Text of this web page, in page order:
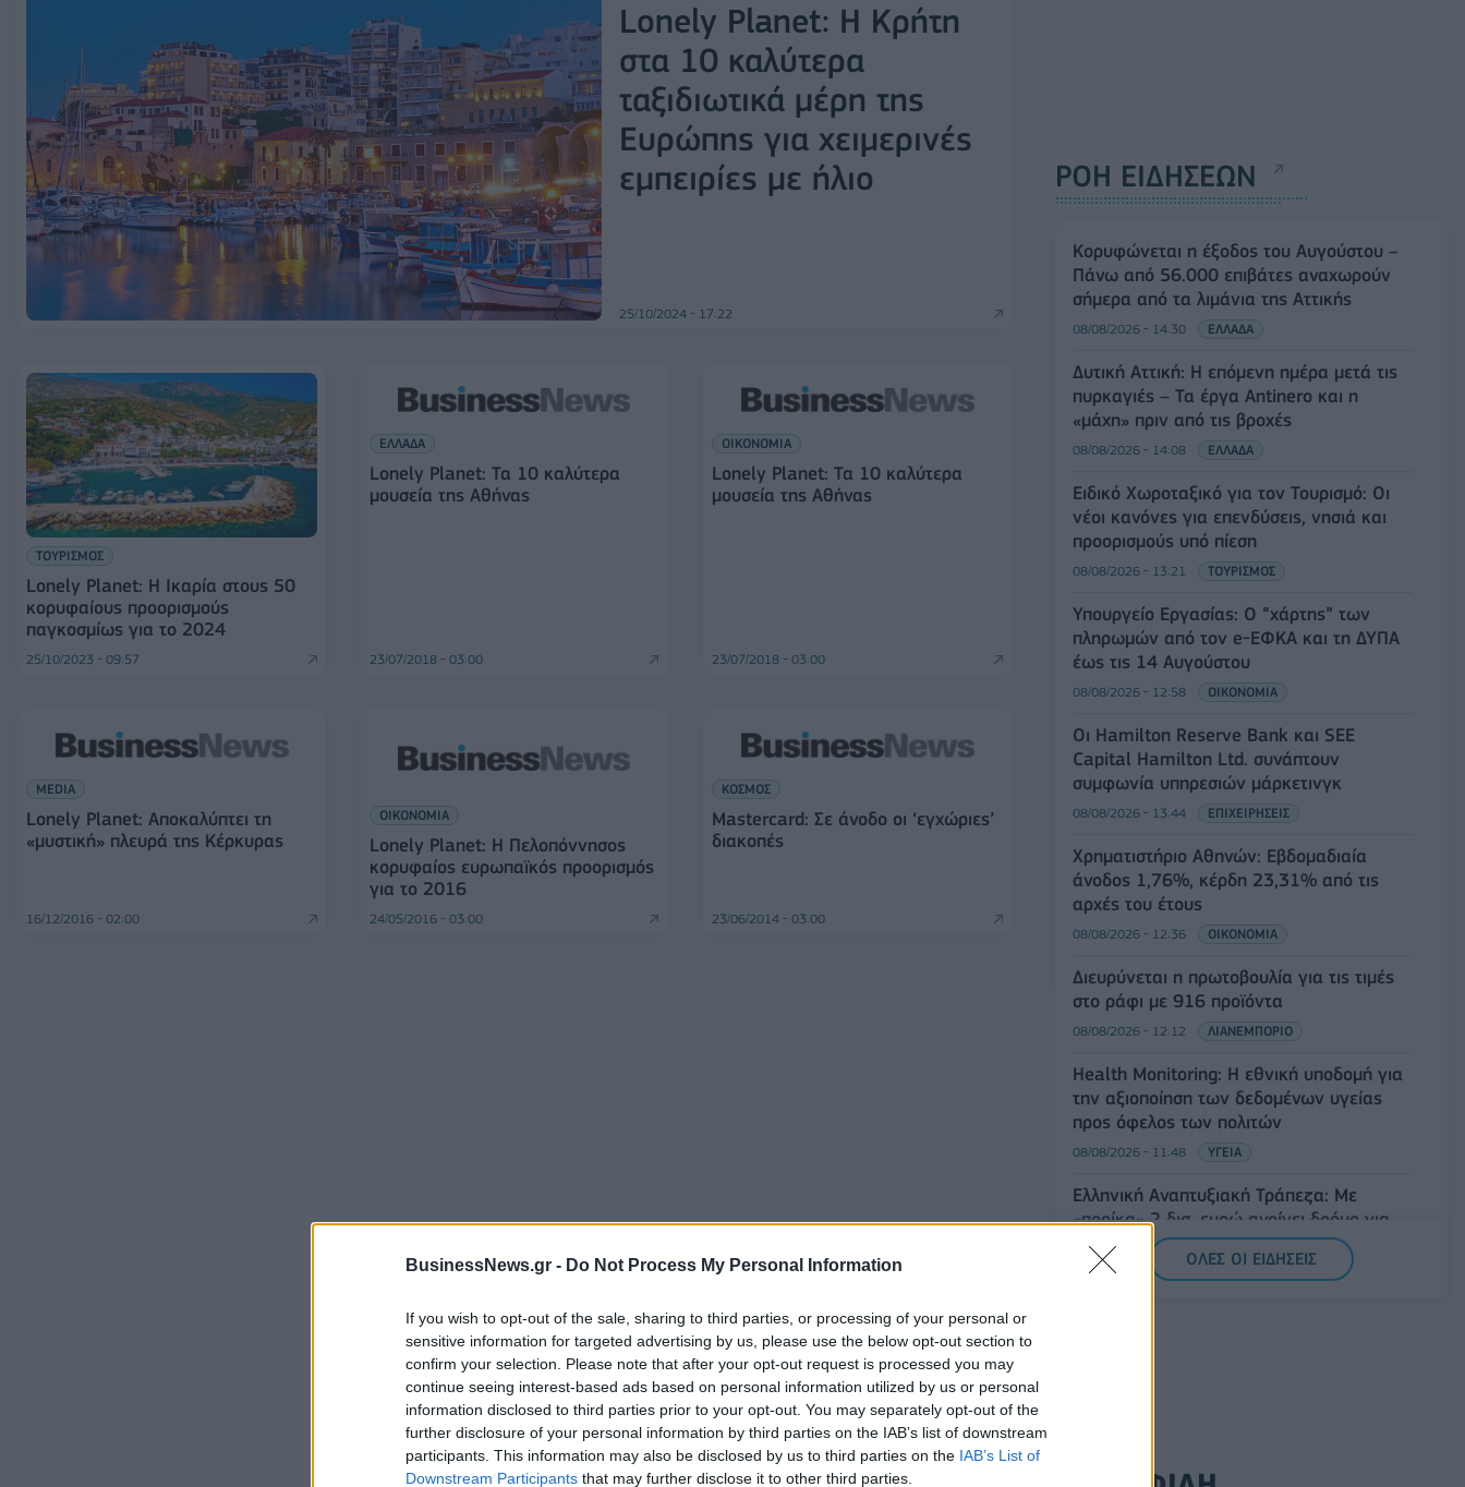
BusinessNews.gr - Do Not Process My Personal Information
If you wish to opt-out of the sale, sharing to third parties, or processing of your personal or
sensitive information for targeted advertising by us, please use the below opt-out section to
confirm your selection. Please note that after your opt-out request is processed you may
continue seeing interest-based ads based on personal information utilized by us or personal
information disclosed to third parties prior to your opt-out. You may separately opt-out of the
further disclosure of your personal information by third parties on the IAB’s list of downstream
participants. This information may also be disclosed by us to third parties on the IAB’s List of
Downstream Participants that may further disclose it to other third parties.
Lonely Planet: Η Κρήτη
στα 10 καλύτερα
ταξιδιωτικά μέρη της
Ευρώπης για χειμερινές
εμπειρίες με ήλιο
25/10/2024 - 17:22
ΤΟΥΡΙΣΜΟΣ
Lonely Planet: Η Ικαρία στους 50
κορυφαίους προορισμούς
παγκοσμίως για το 2024
25/10/2023 - 09:57
ΕΛΛΑΔΑ
Lonely Planet: Τα 10 καλύτερα
μουσεία της Αθήνας
23/07/2018 - 03:00
ΟΙΚΟΝΟΜΙΑ
Lonely Planet: Τα 10 καλύτερα
μουσεία της Αθήνας
23/07/2018 - 03:00
MEDIA
Lonely Planet: Αποκαλύπτει τη
«μυστική» πλευρά της Κέρκυρας
16/12/2016 - 02:00
ΟΙΚΟΝΟΜΙΑ
Lonely Planet: Η Πελοπόννησος
κορυφαίος ευρωπαϊκός προορισμός
για το 2016
24/05/2016 - 03:00
ΚΟΣΜΟΣ
Μastercard: Σε άνοδο οι ‘εγχώριες’
διακοπές
23/06/2014 - 03:00
ΡΟΗ ΕΙΔΗΣΕΩΝ
Κορυφώνεται η έξοδος του Αυγούστου –
Πάνω από 56.000 επιβάτες αναχωρούν
σήμερα από τα λιμάνια της Αττικής
08/08/2026 - 14:30 ΕΛΛΑΔΑ
Δυτική Αττική: Η επόμενη ημέρα μετά τις
πυρκαγιές – Τα έργα Antinero και η
«μάχη» πριν από τις βροχές
08/08/2026 - 14:08 ΕΛΛΑΔΑ
Ειδικό Χωροταξικό για τον Τουρισμό: Οι
νέοι κανόνες για επενδύσεις, νησιά και
προορισμούς υπό πίεση
08/08/2026 - 13:21 ΤΟΥΡΙΣΜΟΣ
Υπουργείο Εργασίας: Ο “χάρτης” των
πληρωμών από τον e-ΕΦΚΑ και τη ΔΥΠΑ
έως τις 14 Αυγούστου
08/08/2026 - 12:58 ΟΙΚΟΝΟΜΙΑ
Οι Hamilton Reserve Bank και SEE
Capital Hamilton Ltd. συνάπτουν
συμφωνία υπηρεσιών μάρκετινγκ
08/08/2026 - 13:44 ΕΠΙΧΕΙΡΗΣΕΙΣ
Χρηματιστήριο Αθηνών: Εβδομαδιαία
άνοδος 1,76%, κέρδη 23,31% από τις
αρχές του έτους
08/08/2026 - 12:36 ΟΙΚΟΝΟΜΙΑ
Διευρύνεται η πρωτοβουλία για τις τιμές
στο ράφι με 916 προϊόντα
08/08/2026 - 12:12 ΛΙΑΝΕΜΠΟΡΙΟ
Health Monitoring: Η εθνική υποδομή για
την αξιοποίηση των δεδομένων υγείας
προς όφελος των πολιτών
08/08/2026 - 11:48 ΥΓΕΙΑ
Ελληνική Αναπτυξιακή Τράπεζα: Με
«προίκα» 2 δισ. ευρώ ανοίγει δρόμο για
δάνεια έως 5 δισ. σε μικρομεσαίες
08/08/2026 - 11:22
ΟΛΕΣ ΟΙ ΕΙΔΗΣΕΙΣ